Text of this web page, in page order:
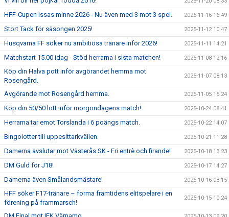
HFF-Cupen Issas minne 2026 - Nu även med 3 mot 3 spel. 2025-11-16 16:49
Stort Tack för säsongen 2025! 2025-11-12 10:47
Husqvarna FF söker nu ambitiösa tränare inför 2026! 2025-11-11 14:21
Matchstart 15.00 idag - Stöd herrarna i sista matchen! 2025-11-08 12:16
Köp din Halva pott inför avgörandet hemma mot
Rosengård.
2025-11-07 08:13
Avgörande mot Rosengård hemma. 2025-11-05 15:24
Köp din 50/50 lott inför morgondagens match! 2025-10-24 08:41
Herrarna tar emot Torslanda i 6 poängs match. 2025-10-22 14:07
Bingolotter till uppesittarkvällen. 2025-10-21 11:28
Damerna avslutar mot Västerås SK - Fri entrè och firande! 2025-10-18 13:23
DM Guld för J18! 2025-10-17 14:27
Damerna även Smålandsmästare! 2025-10-16 08:15
HFF söker F17-tränare – forma framtidens elitspelare i en
förening på frammarsch!
2025-10-15 10:24